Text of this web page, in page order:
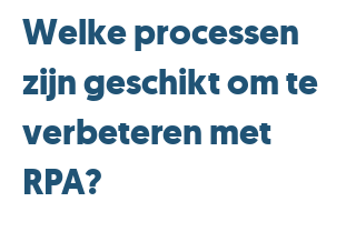
Welke processen
zijn geschikt om te
verbeteren met
RPA?